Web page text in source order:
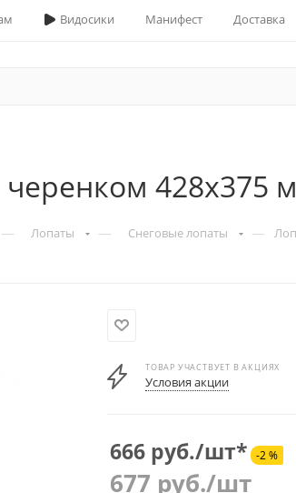
Видосики Манифест Доставка
428х375
— Лопаты — Снеговые лопаты —
ТОВАР УЧАСТВУЕТ В АКЦИЯХ
Условия акции
666 руб./шт* -2 %
677 руб./шт